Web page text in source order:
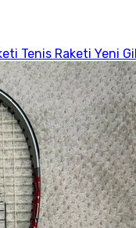
Tenis Raketi Yeni